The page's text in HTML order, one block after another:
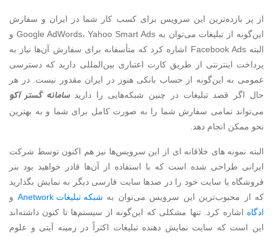
از پر بازده‌ترین این سرویس برای کسب کار شما در ایران و سفارش
این‌گونه از تبلیغات می‌توان به Google AdWords، Yahoo Smart Ads و
البته Facebook Ads اشاره کرد که متأسفانه برای سفارش آن‌ها نیاز به
پرداخت اینترنتی از طریق کارت اعتباری بین‌المللی دارید که دسترسی
عمومی به این‌گونه از حساب بانکی هنوز در ایران مقدور نیست. در هر
حال اگر قصد تبلیغات در چنین شبکه‌هایی را داریدسامانه گستر آکو
می‌تواند تمامی سفارش شما را به صورت کامل برای شما و به بهترین
نحو ممکن انجام دهد.
البته نمونه های خلاقانه ای از این سرویس‌ها نیز هم اکنون توسط شرکت
ایرانی طراحی شده است که با استفاده از آن‌ها قادر خواهید بود بنر
فروشگاه یا سایت خود را در صدها سایت فارسی دیگر به نمایش بگذارید
که از محبوب‌ترین این سرویس می‌توان به شبکه تبلیغات Anetwork
و
ادگاه اشاره کرد. تنها مشکلی که این‌گونه از سیستم‌ها تا کنون داشته‌اند
این است که سایت نمایش دهنده تبلیغات اکثراً در زمینه آیتی و علوم